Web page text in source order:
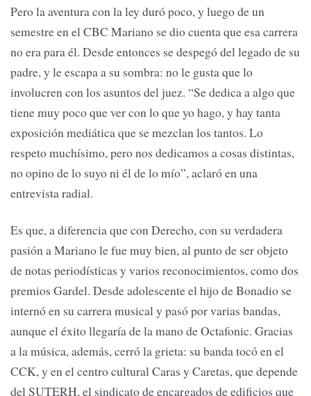
Pero la aventura con la ley duró poco, y luego de un
semestre en el CBC Mariano se dio cuenta que esa carrera
no era para él. Desde entonces se despegó del legado de su
padre, y le escapa a su sombra: no le gusta que lo
involucren con los asuntos del juez. “Se dedica a algo que
tiene muy poco que ver con lo que yo hago, y hay tanta
exposición mediática que se mezclan los tantos. Lo
respeto muchísimo, pero nos dedicamos a cosas distintas,
no opino de lo suyo ni él de lo mío”, aclaró en una
entrevista radial.
Es que, a diferencia que con Derecho, con su verdadera
pasión a Mariano le fue muy bien, al punto de ser objeto
de notas periodísticas y varios reconocimientos, como dos
premios Gardel. Desde adolescente el hijo de Bonadio se
internó en su carrera musical y pasó por varias bandas,
aunque el éxito llegaría de la mano de Octafonic. Gracias
a la música, además, cerró la grieta: su banda tocó en el
CCK, y en el centro cultural Caras y Caretas, que depende
del SUTERH, el sindicato de encargados de edificios que